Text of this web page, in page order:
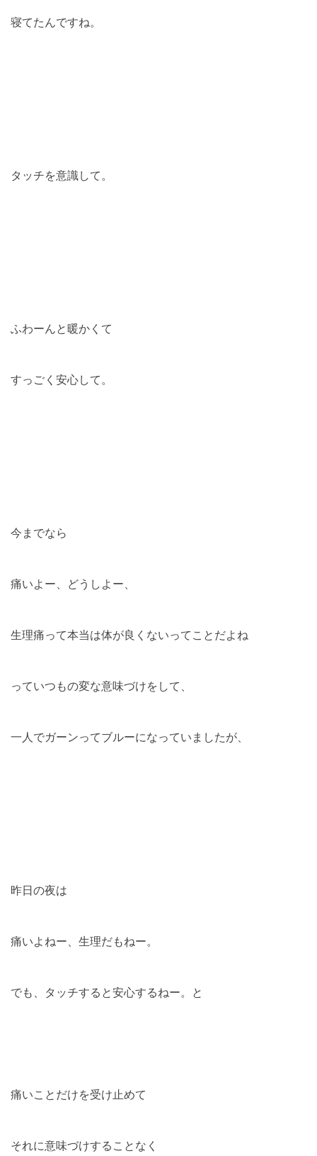
寝てたんですね。
タッチを意識して。
ふわーんと暖かくて
すっごく安心して。
今までなら
痛いよー、どうしよー、
生理痛って本当は体が良くないってことだよね
っていつもの変な意味づけをして、
一人でガーンってブルーになっていましたが、
昨日の夜は
痛いよねー、生理だもねー。
でも、タッチすると安心するねー。と
痛いことだけを受け止めて
それに意味づけすることなく